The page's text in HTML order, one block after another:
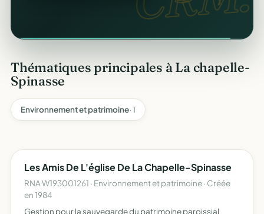
Thématiques principales à La chapelle-
Spinasse
Environnement et patrimoine· 1
Les Amis De L'église De La Chapelle-Spinasse
RNA W193001261 · Environnement et patrimoine · Créée
en 1984
Gestion pour la sauvegarde du patrimoine paroissial